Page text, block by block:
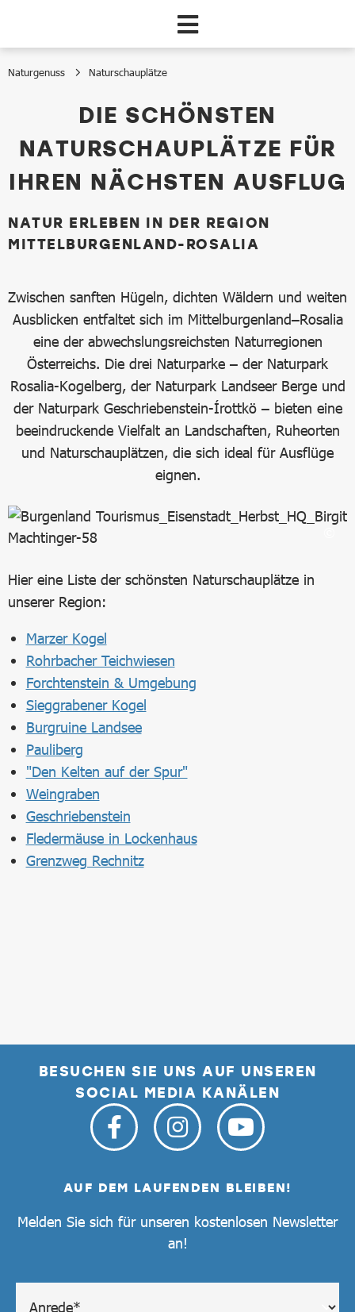
Naturgenuss Naturschauplätze
NaturschauplätzeDIE SCHÖNSTEN
NATURSCHAUPLÄTZE FÜR
IHREN NÄCHSTEN AUSFLUG
NATUR ERLEBEN IN DER REGION
MITTELBURGENLAND-ROSALIA
Zwischen sanften Hügeln, dichten Wäldern und weiten
Ausblicken entfaltet sich im Mittelburgenland–Rosalia
eine der abwechslungsreichsten Naturregionen
Österreichs. Die drei Naturparke – der Naturpark
Rosalia-Kogelberg, der Naturpark Landseer Berge und
der Naturpark Geschriebenstein-Írottkö – bieten eine
beeindruckende Vielfalt an Landschaften, Ruheorten
und Naturschauplätzen, die sich ideal für Ausflüge
eignen.
Hier eine Liste der schönsten Naturschauplätze in
unserer Region:
Marzer Kogel
Rohrbacher Teichwiesen
Forchtenstein & Umgebung
Sieggrabener Kogel
Burgruine Landsee
Pauliberg
"Den Kelten auf der Spur"
Weingraben
Geschriebenstein
Fledermäuse in Lockenhaus
Grenzweg Rechnitz
BESUCHEN SIE UNS AUF UNSEREN
SOCIAL MEDIA KANÄLEN
AUF DEM LAUFENDEN BLEIBEN!
Melden Sie sich für unseren kostenlosen Newsletter
an!